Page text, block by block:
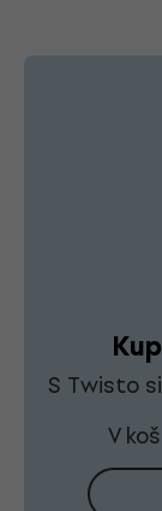
S Twisto
V